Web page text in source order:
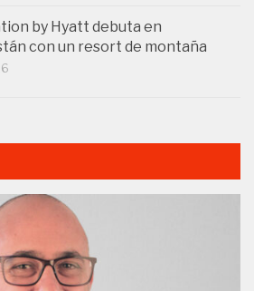
by Hyatt debuta en
con un resort de montaña